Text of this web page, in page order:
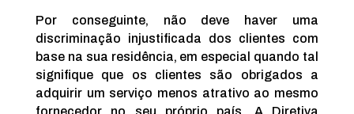
Por conseguinte, não deve haver uma
discriminação injustificada dos clientes com
base na sua residência, em especial quando tal
signifique que os clientes são obrigados a
adquirir um serviço menos atrativo ao mesmo
fornecedor no seu próprio país. A Diretiva